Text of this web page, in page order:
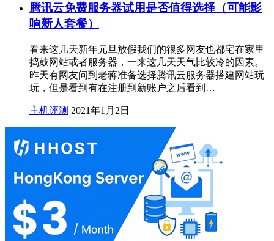
腾讯云免费服务器试用是否值得选择（可能影
响新人套餐）
看来这几天新年元旦放假我们的很多网友也都宅在家里
捣鼓网站或者服务器，一来这几天天气比较冷的因素。
昨天有网友问到老蒋准备选择腾讯云服务器搭建网站玩
玩，但是看到有在注册到新账户之后看到…
主机评测 2021年1月2日